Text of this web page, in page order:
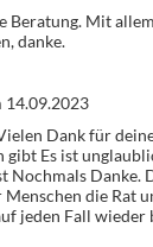
Beratung. Mit
danke.
14.09.2023
Dank für
gibt Es ist
Nochmals Danke.
die Rat
jeden Fall wieder